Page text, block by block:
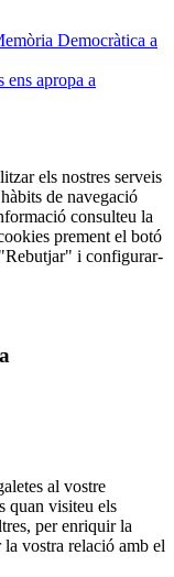
Democràtica a
ens apropa a
els nostres serveis
de navegació
consulteu la
prement el botó
i configurar-
al vostre
quan visiteu els
per enriquir la
vostra relació amb el